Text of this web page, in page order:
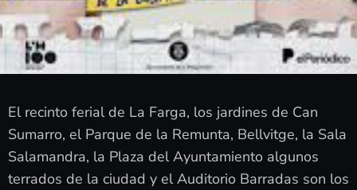
El recinto ferial de La Farga, los jardines de Can
Sumarro, el Parque de la Remunta, Bellvitge, la Sala
Salamandra, la Plaza del Ayuntamiento algunos
terrados de la ciudad y el Auditorio Barradas son los